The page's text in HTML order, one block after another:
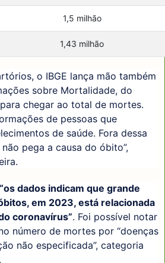
1,5 milhão
1,43 milhão
o IBGE lança mão também
sobre Mortalidade, do
chegar ao total de mortes.
de pessoas que
de saúde. Fora dessa
pega a causa do óbito”,
“os dados indicam que grande
em 2023, está relacionada
coronavírus”. Foi possível notar
número de mortes por “doenças
não especificada”, categoria